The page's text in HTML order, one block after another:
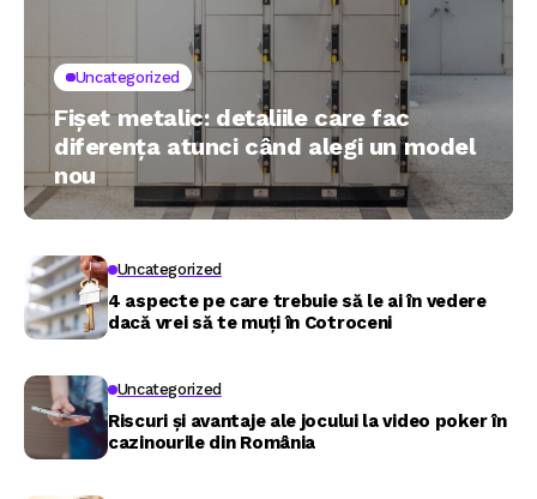
Uncategorized
Fișet metalic: detaliile care fac
diferența atunci când alegi un model
nou
Uncategorized
4 aspecte pe care trebuie să le ai în vedere
dacă vrei să te muți în Cotroceni
Uncategorized
Riscuri și avantaje ale jocului la video poker în
cazinourile din România